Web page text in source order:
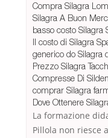
Compra Silagra
Silagra A Buon
basso costo Silagra
Il costo di Silagra
generico do Silagra
Prezzo Silagra
Compresse Di
comprar Silagra
Dove Ottenere
La formazione
Pillola non riesce